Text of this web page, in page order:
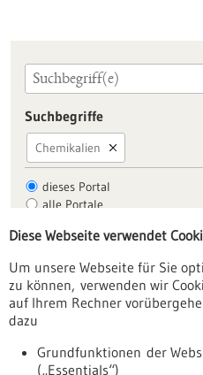
Suchbegriffe
Chemikalien
dieses Portal
alle Portale
Allgemein
Fachbeiträge
Förderungen
Veranstaltungen
Diese Webseite verwendet
Um unsere Webseite für Sie
zu können, verwenden wir
auf Ihrem Rechner
dazu
Grundfunktionen der
(„Essentials“)